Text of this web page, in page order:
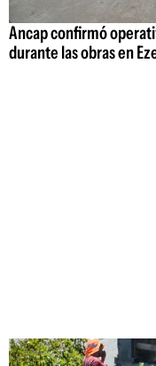
Ancap confirmó
durante las obras en